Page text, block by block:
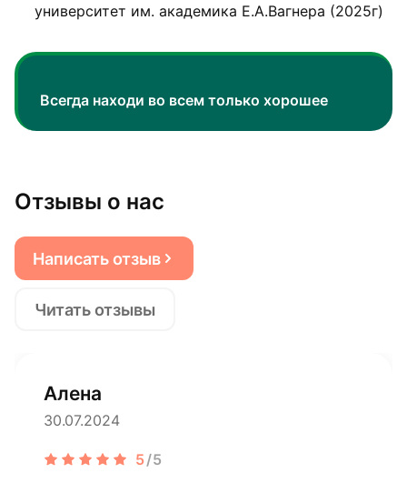
университет им. академика Е.А.Вагнера (2025г)
Всегда находи во всем только хорошее
Отзывы о нас
Написать отзыв
Читать отзывы
Алена
30.07.2024
5/5